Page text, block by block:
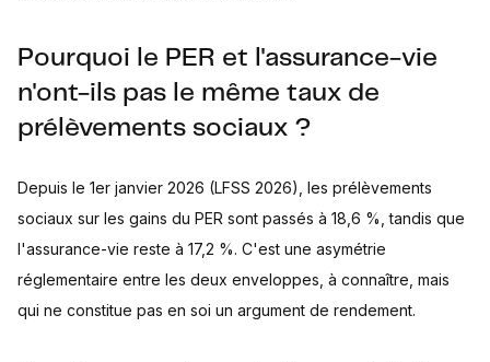
Pourquoi le PER et l'assurance-vie
n'ont-ils pas le même taux de
prélèvements sociaux ?
Depuis le 1er janvier 2026 (LFSS 2026), les prélèvements
sociaux sur les gains du PER sont passés à 18,6 %, tandis que
l'assurance-vie reste à 17,2 %. C'est une asymétrie
réglementaire entre les deux enveloppes, à connaître, mais
qui ne constitue pas en soi un argument de rendement.